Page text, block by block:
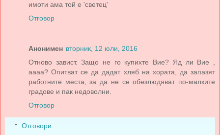
имоти ама той е 'светец'
Отговор
Анонимен вторник, 12 юли, 2016
Отново завист. Защо не го купихте Вие? Яд ли Вие ,
аааа? Опитват се да дадат хляб на хората, да запазят
работните места, за да не се обезлюдяват по-малките
градове и пак недоволни.
Отговор
Отговори